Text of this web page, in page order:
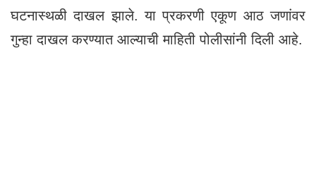
घटनास्थळी दाखल झाले. या प्रकरणी एकूण आठ जणांवर
गुन्हा दाखल करण्यात आल्याची माहिती पोलीसांनी दिली आहे.